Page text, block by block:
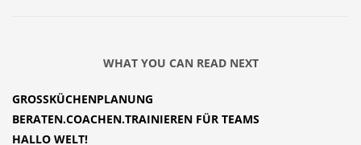
WHAT YOU CAN READ NEXT
GROSSKÜCHENPLANUNG
BERATEN.COACHEN.TRAINIEREN FÜR TEAMS
HALLO WELT!